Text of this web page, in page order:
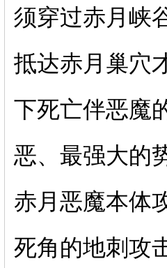
须穿过赤月峡
抵达赤月巢穴
下死亡伴恶魔
恶、最强大的
赤月恶魔本体
死角的地刺攻